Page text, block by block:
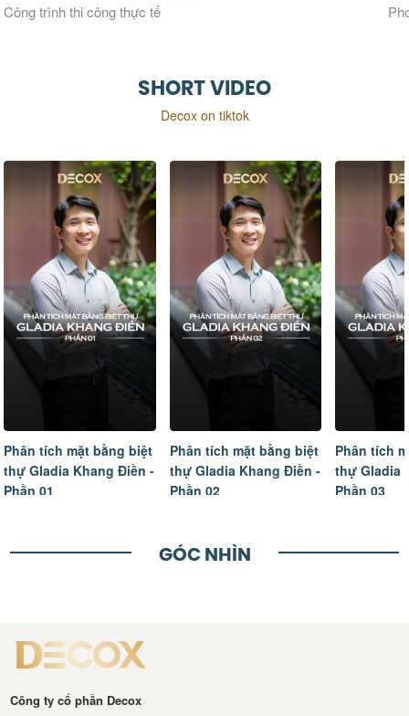
Phong cách thiết kế Đương đại
SHORT VIDEO
Decox on tiktok
Phân tích mặt bằng biệt
thự Gladia Khang Điền -
Phần 02
Phân tích mặt bằng biệt
thự Gladia Khang Điền -
Phần 03
Tâm sự
ngôi nhà
hoàn thiện
GÓC NHÌN
Công ty cổ phần Decox